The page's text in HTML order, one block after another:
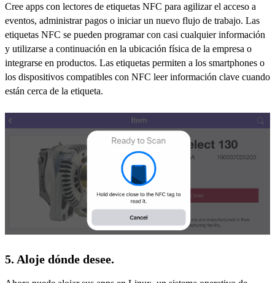
Cree apps con lectores de etiquetas NFC para agilizar el acceso a
eventos, administrar pagos o iniciar un nuevo flujo de trabajo. Las
etiquetas NFC se pueden programar con casi cualquier información
y utilizarse a continuación en la ubicación física de la empresa o
integrarse en productos. Las etiquetas permiten a los smartphones o
los dispositivos compatibles con NFC leer información clave cuando
están cerca de la etiqueta.
5. Aloje dónde desee.